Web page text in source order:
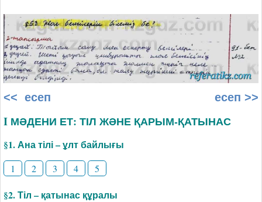
<< есеп есеп >>
I МӘДЕНИ ЕТ: ТІЛ ЖӘНЕ ҚАРЫМ-ҚАТЫНАС
§1. Ана тілі – ұлт байлығы
1 2 3 4 5
§2. Тіл – қатынас құралы